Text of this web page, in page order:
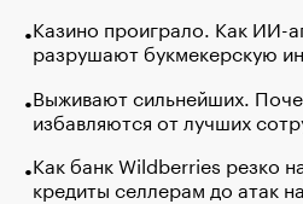
Казино проиграло. Как ИИ-
разрушают букмекерскую
Выживают сильнейших.
избавляются от лучших
Как банк Wildberries резко
кредиты селлерам до атак